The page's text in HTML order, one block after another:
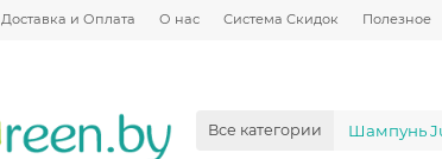
Доставка и Оплата О нас Система Скидок Полезное
Все категории